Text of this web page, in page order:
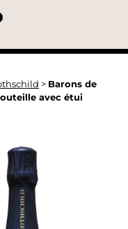
> Barons de
avec étui